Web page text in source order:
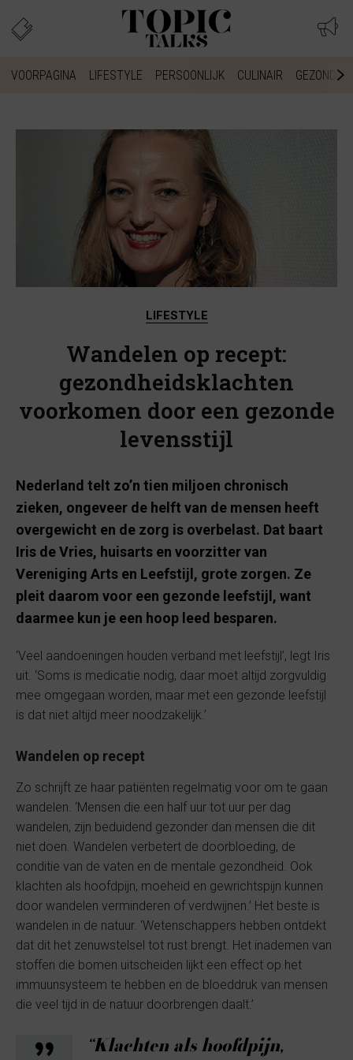
VOORPAGINA LIFESTYLE PERSOONLIJK CULINAIR
LIFESTYLE
Wandelen op recept:
gezondheidsklachten
voorkomen door een gezonde
levensstijl
Nederland telt zo’n tien miljoen chronisch
zieken, ongeveer de helft van de mensen heeft
overgewicht en de zorg is overbelast. Dat baart
Iris de Vries, huisarts en voorzitter van
Vereniging Arts en Leefstijl, grote zorgen. Ze
pleit daarom voor een gezonde leefstijl, want
daarmee kun je een hoop leed besparen.
‘Veel aandoeningen houden verband met leefstijl’, legt Iris
uit. ‘Soms is medicatie nodig, daar moet altijd zorgvuldig
mee omgegaan worden, maar met een gezonde leefstijl
is dat niet altijd meer noodzakelijk.’
Wandelen op recept
Zo schrijft ze haar patiënten regelmatig voor om te gaan
wandelen. ‘Mensen die een half uur tot uur per dag
wandelen, zijn beduidend gezonder dan mensen die dit
niet doen. Wandelen verbetert de doorbloeding, de
conditie van de vaten en de mentale gezondheid. Ook
klachten als hoofdpijn, moeheid en gewrichtspijn kunnen
door wandelen verminderen of verdwijnen.’ Het beste is
wandelen in de natuur. ‘Wetenschappers hebben ontdekt
dat dit het zenuwstelsel tot rust brengt. Het inademen van
stoffen die bomen uitscheiden lijkt een effect op het
immuunsysteem te hebben en de bloeddruk van mensen
die veel tijd in de natuur doorbrengen daalt.’
“Klachten als hoofdpijn,